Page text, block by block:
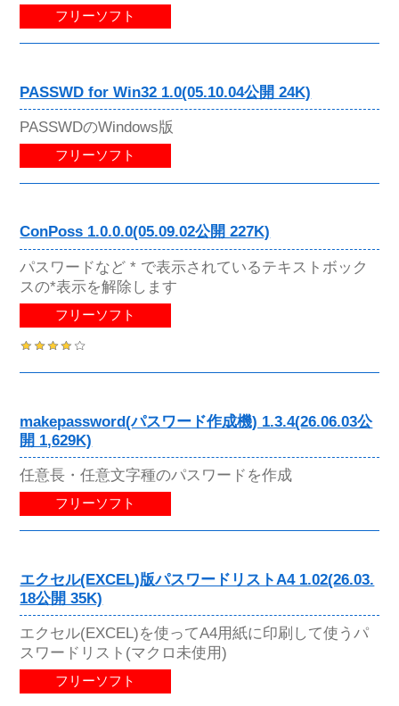
フリーソフト
PASSWD for Win32 1.0(05.10.04公開 24K)
PASSWDのWindows版
フリーソフト
ConPoss 1.0.0.0(05.09.02公開 227K)
パスワードなど * で表示されているテキストボック
スの*表示を解除します
フリーソフト
makepassword(パスワード作成機) 1.3.4(26.06.03公
開 1,629K)
任意長・任意文字種のパスワードを作成
フリーソフト
エクセル(EXCEL)版パスワードリストA4 1.02(26.03.
18公開 35K)
エクセル(EXCEL)を使ってA4用紙に印刷して使うパ
スワードリスト(マクロ未使用)
フリーソフト